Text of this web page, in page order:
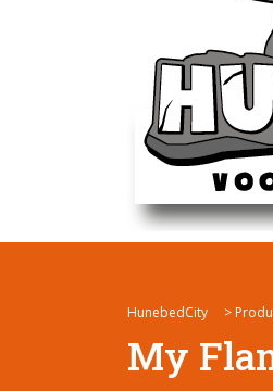
HunebedCity >
My